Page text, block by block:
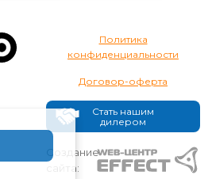
Политика
конфиденциальности
Договор-оферта
Стать нашим
дилером
Создание
сайта: